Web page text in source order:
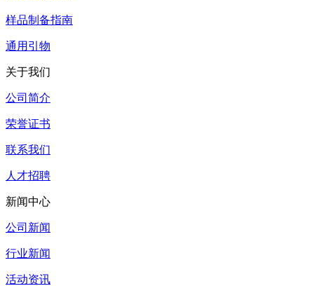
样品制备指南
通用引物
关于我们
公司简介
荣誉证书
联系我们
人才招聘
新闻中心
公司新闻
行业新闻
活动资讯